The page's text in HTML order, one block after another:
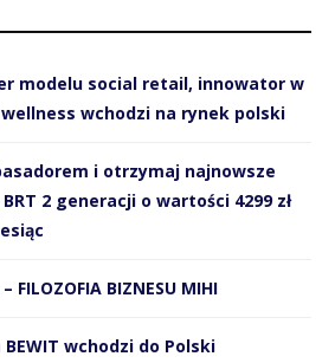
modelu social retail, innowator w
wchodzi na rynek polski
i otrzymaj najnowsze
2 generacji o wartości 4299 zł
– FILOZOFIA BIZNESU MIHI
wchodzi do Polski